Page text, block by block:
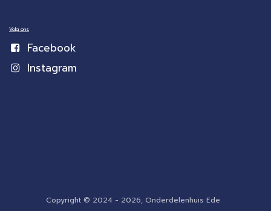
Volg ons
Facebook
Instagram
Copyright © 2024 - 2026, Onderdelenhuis Ede